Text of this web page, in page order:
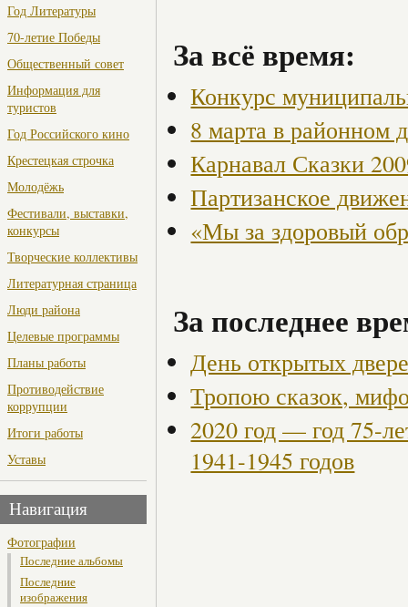
Год Литературы
70-летие Победы
Общественный совет
Информация для
туристов
Год Российского кино
Крестецкая строчка
Молодёжь
Фестивали, выставки,
конкурсы
Творческие коллективы
Литературная страница
Люди района
Целевые программы
Планы работы
Противодействие
коррупции
Итоги работы
Уставы
Навигация
Фотографии
Последние альбомы
Последние
изображения
За всё время:
Конкурс
8 марта в районном
Карнавал Сказки
Партизанское
«Мы за здоровый
За последнее
День открытых
Тропою сказок,
2020 год — год 75-
1941-1945 годов